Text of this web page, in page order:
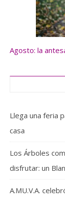
Agosto: la
Llega una feria
casa
Los Árboles
disfrutar: un
A.MU.V.A.